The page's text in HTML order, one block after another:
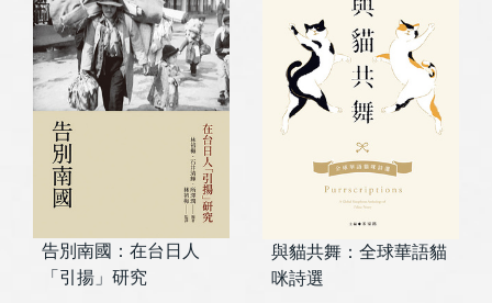
告別南國：在台日人
「引揚」研究
與貓共舞：全球華語貓
咪詩選